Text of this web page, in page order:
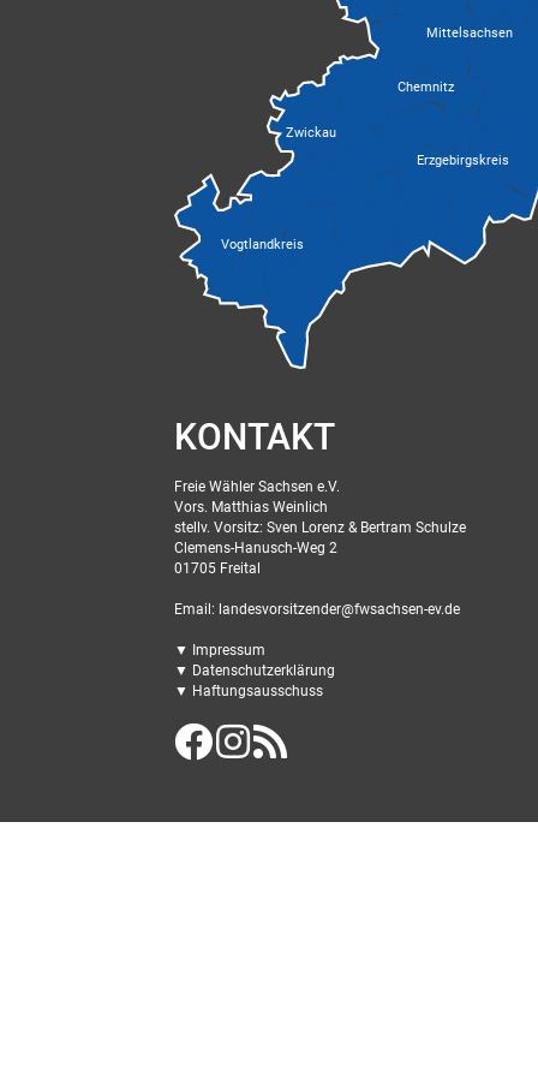
Erzgebirgskreis
Mittelsachsen
Vogtlandkreis
Zwickau
Chemnitz
KONTAKT
Freie Wähler Sachsen e.V.
Vors. Matthias Weinlich
stellv. Vorsitz: Sven Lorenz & Bertram Schulze
Clemens-Hanusch-Weg 2
01705 Freital
Email: landesvorsitzender@fwsachsen-ev.de
▼ Impressum
▼ Datenschutzerklärung
▼ Haftungsausschuss